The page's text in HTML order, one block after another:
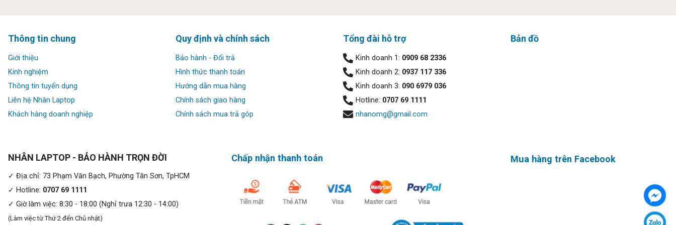
Thiết kế sang trọng, linh hoạt:
máy sự sang trọng và tinh tế. Kích thước máy cũng vô cùng ấn tượng với trọng lượng chỉ 1.4kg và dày 16.5mm, bạn có thể bỏ vào túi, balo
mang theo đi học, đi làm một cách thuận tiện.
Thông tin chung
Giới thiệu
Kinh nghiệm
Thông tin tuyển dụng
Liên hệ Nhân Laptop
Khách hàng doanh nghiệp
Quy định và chính sách
Bảo hành - Đổi trả
Hình thức thanh toán
Hướng dẫn mua hàng
Chính sách giao hàng
Chính sách mua trả góp
Tổng đài hỗ trợ
Kinh doanh 1: 0909 68 2336
Kinh doanh 2: 0937 117 336
Kinh doanh 3: 090 6979 036
Hotline: 0707 69 1111
nhanomg@gmail.com
Bản đồ
NHÂN LAPTOP - BẢO HÀNH TRỌN ĐỜI
✓ Địa chỉ: 73 Phạm Văn Bạch, Phường Tân Sơn, TpHCM
✓ Hotline: 0707 69 1111
✓ Giờ làm việc: 8:30 - 18:00 (Nghỉ trưa 12:30 - 14:00)
(Làm việc từ Thứ 2 đến Chủ nhật)
Chấp nhận thanh toán Mua hàng trên Facebook